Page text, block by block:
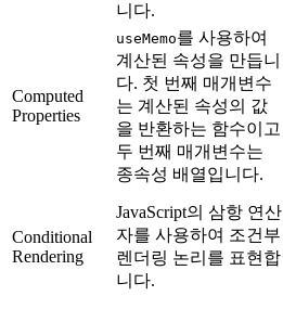
니다.
Computed
Properties
useMemo를 사용하여
계산된 속성을 만듭니
다. 첫 번째 매개변수
는 계산된 속성의 값
을 반환하는 함수이고
두 번째 매개변수는
종속성 배열입니다.
Conditional
Rendering
JavaScript의 삼항 연산
자를 사용하여 조건부
렌더링 논리를 표현합
니다.